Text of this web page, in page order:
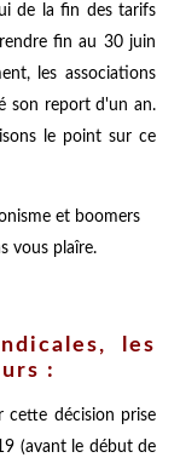
de la fin des tarifs
fin au 30 juin
les associations
son report d'un an.
le point sur ce
et boomers
vous plaîre.
les
:
cette décision prise
(avant le début de